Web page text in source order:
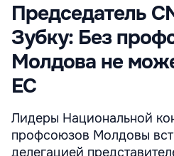
Председатель
Зубку: Без
Молдова не
ЕС
Лидеры Национальной
профсоюзов Молдовы
делегацией